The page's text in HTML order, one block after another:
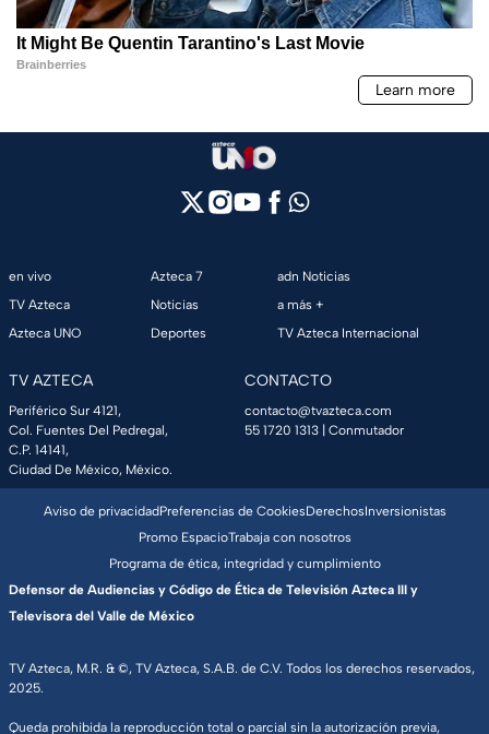
en vivo
TV Azteca
Azteca UNO
Azteca 7
Noticias
Deportes
adn Noticias
a más +
TV Azteca Internacional
TV AZTECA
Periférico Sur 4121,
Col. Fuentes Del Pedregal,
C.P. 14141,
Ciudad De México, México.
CONTACTO
contacto@tvazteca.com
55 1720 1313 | Conmutador
TV Azteca, M.R. & ©, TV Azteca, S.A.B. de C.V. Todos los derechos reservados,
2025.
Queda prohibida la reproducción total o parcial sin la autorización previa,
Aviso de privacidadPreferencias de CookiesDerechosInversionistas
Promo EspacioTrabaja con nosotros
Programa de ética, integridad y cumplimiento
Defensor de Audiencias y Código de Ética de Televisión Azteca III y
Televisora del Valle de México